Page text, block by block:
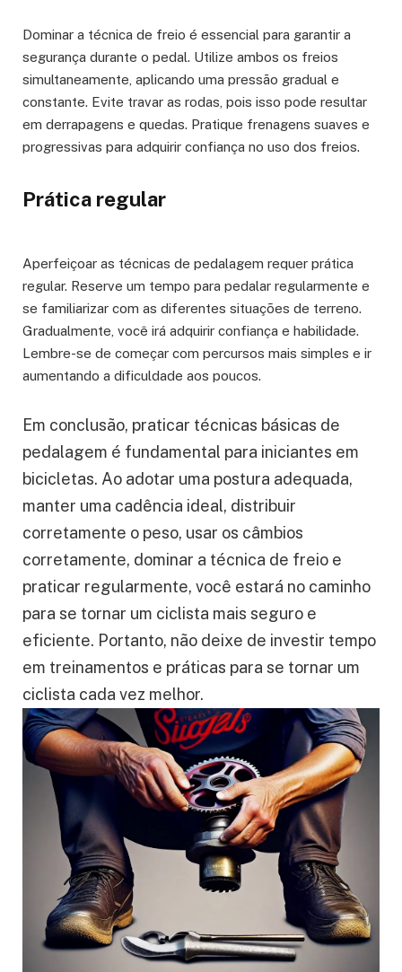
Dominar a técnica de freio é essencial para garantir a
segurança durante o pedal. Utilize ambos os freios
simultaneamente, aplicando uma pressão gradual e
constante. Evite travar as rodas, pois isso pode resultar
em derrapagens e quedas. Pratique frenagens suaves e
progressivas para adquirir confiança no uso dos freios.
Prática regular
Aperfeiçoar as técnicas de pedalagem requer prática
regular. Reserve um tempo para pedalar regularmente e
se familiarizar com as diferentes situações de terreno.
Gradualmente, você irá adquirir confiança e habilidade.
Lembre-se de começar com percursos mais simples e ir
aumentando a dificuldade aos poucos.
Em conclusão, praticar técnicas básicas de
pedalagem é fundamental para iniciantes em
bicicletas. Ao adotar uma postura adequada,
manter uma cadência ideal, distribuir
corretamente o peso, usar os câmbios
corretamente, dominar a técnica de freio e
praticar regularmente, você estará no caminho
para se tornar um ciclista mais seguro e
eficiente. Portanto, não deixe de investir tempo
em treinamentos e práticas para se tornar um
ciclista cada vez melhor.